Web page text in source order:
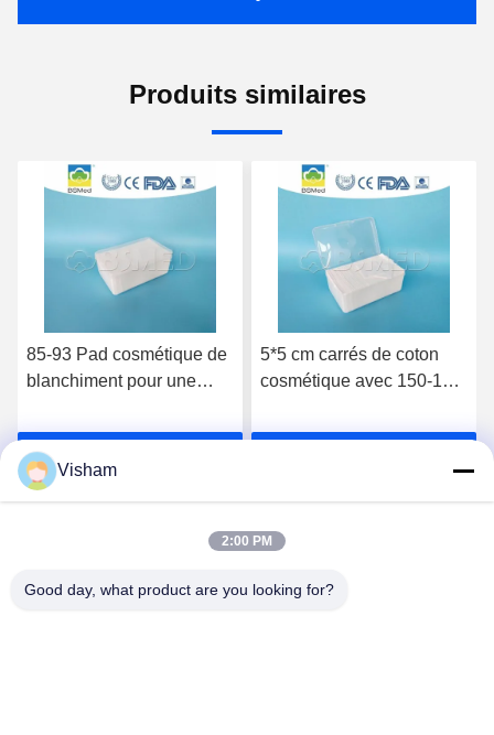
Produits similaires
85-93 Pad cosmétique de
blanchiment pour une
fluide des produits de
soins de la peau
5*5 cm carrés de coton
cosmétique avec 150-180
Visham
2:00 PM
Good day, what product are you looking for?